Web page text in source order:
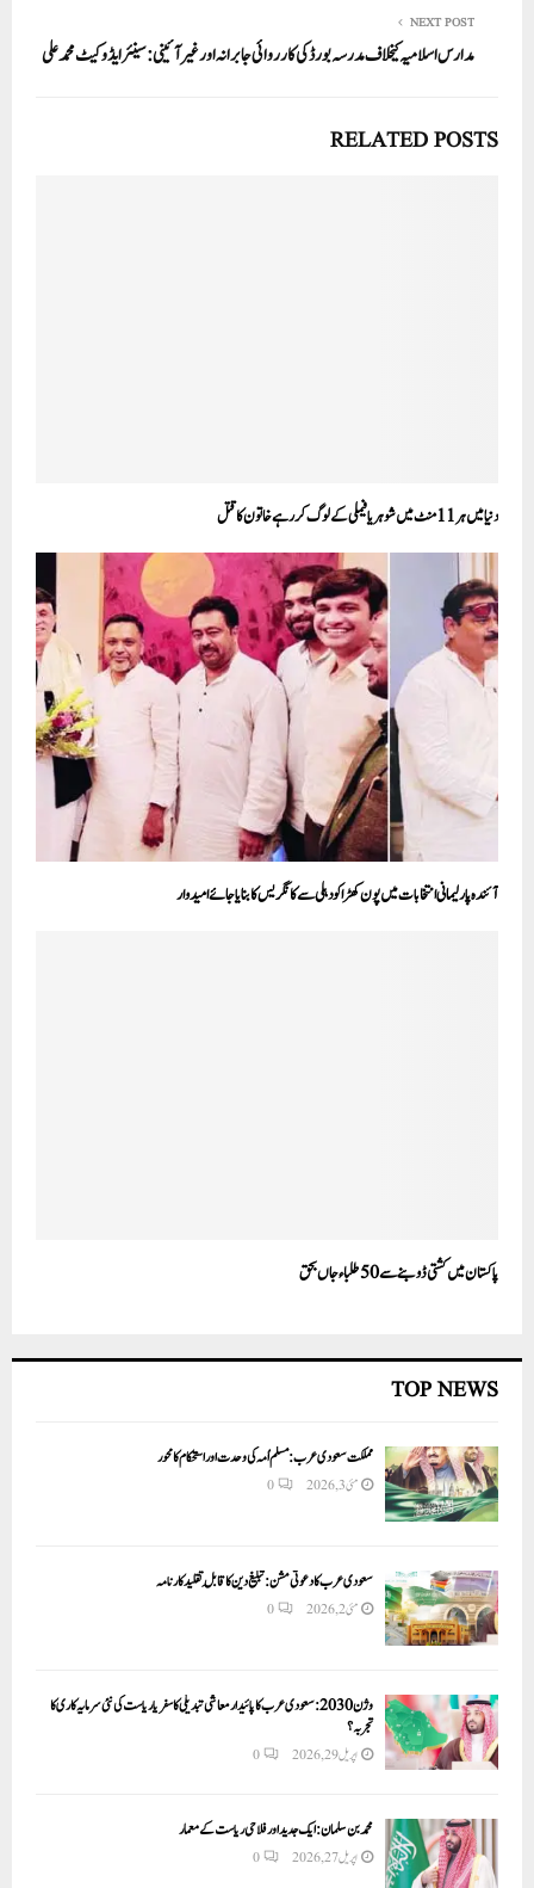
NEXT POST
مدارس اسلامیہ کیخلاف مد ر سہ بورڈ کی کارروائی جابرانہ اور غیر آئینی: سینئر ایڈوکیٹ محمد علی
RELATED POSTS
دنیا میں ہر 11 منٹ میں شوہر یا فیملی کے لوگ کر رہے خاتون کا قتل
آئندہ پارلیمانی انتخابات میں پون کھڑا کو دہلی سے کانگریس کا بنایا جائے امیدوار
پاکستان میں کشتی ڈوبنے سے 50طلباء جاں بحق
TOP NEWS
مملکت سعودی عرب: مسلم اُمہ کی وحدت اور استحکام کا محور
مئی 3, 2026 0
سعودی عرب کا دعوتی مشن: تبلیغ دین کا قابلِ تقلید کارنامہ
مئی 2, 2026 0
وژن 2030:سعودی عرب کا پائیدار معاشی تبدیلی کا سفر یا ریاست کی نئی سرمایہ کاری کا
تجربہ؟
اپریل 29, 2026 0
محمد بن سلمان: ایک جدید اور فلاحی ریاست کے معمار
اپریل 27, 2026 0